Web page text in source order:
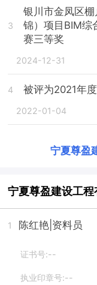
3
银川市金凤区
锦）项目BIM综
赛三等奖
2024-12-31
4 被评为2021年
2022-01-04
宁夏尊盈
宁夏尊盈建设工
1 陈红艳 |资料员
证书号:--
执业印章号:--